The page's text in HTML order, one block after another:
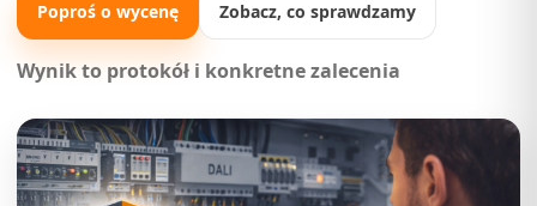
Poproś o wycenę Zobacz, co sprawdzamy
Wynik to protokół i konkretne zalecenia